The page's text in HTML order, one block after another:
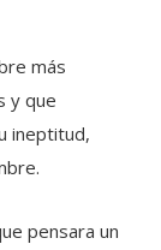
más
y que
ineptitud,
pensara un